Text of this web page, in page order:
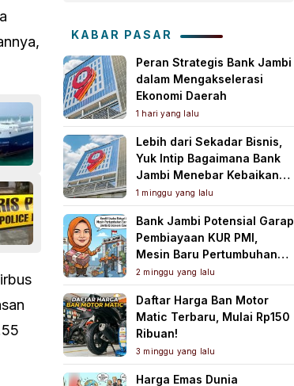
Tanah Air
KABAR PASAR
Peran Strategis Bank Jambi
dalam Mengakselerasi
Ekonomi Daerah
1 hari yang lalu
Lebih dari Sekadar Bisnis,
Yuk Intip Bagaimana Bank
Jambi Menebar Kebaikan
untuk Masyarakat!
1 minggu yang lalu
Bank Jambi Potensial Garap
Pembiayaan KUR PMI,
Mesin Baru Pertumbuhan
Ekonomi Daerah
2 minggu yang lalu
Daftar Harga Ban Motor
Matic Terbaru, Mulai Rp150
Ribuan!
3 minggu yang lalu
Harga Emas Dunia